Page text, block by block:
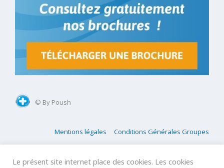
© By Poush
Mentions légales
Conditions Générales Groupes
Conditions Générales GIR
Conditions Générales Agences
Le présent site internet place des cookies. Les cookies